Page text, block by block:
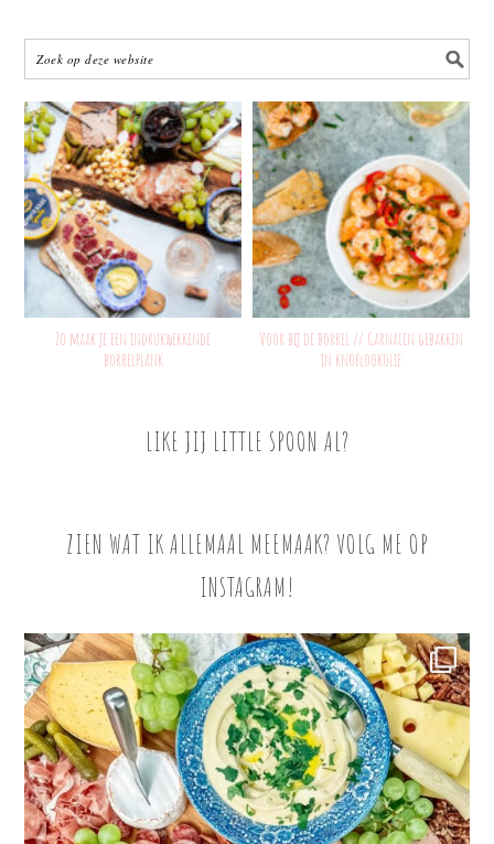
Zo maak je een indrukwekkende
borrelplank
Voor bij de borrel // Garnalen gebakken
in knoflookolie
LIKE JIJ LITTLE SPOON AL?
ZIEN WAT IK ALLEMAAL MEEMAAK? VOLG ME OP
INSTAGRAM!